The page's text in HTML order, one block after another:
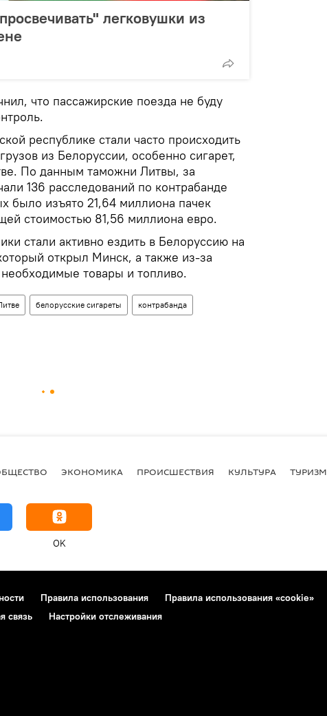
легковушки из
что пассажирские поезда не буду
республике стали часто происходить
из Белоруссии, особенно сигарет,
По данным таможни Литвы, за
136 расследований по контрабанде
было изъято 21,64 миллиона пачек
стоимостью 81,56 миллиона евро.
стали активно ездить в Белоруссию на
открыл Минск, а также из-за
товары и топливо.
белорусские сигареты контрабанда
ЭКОНОМИКА ПРОИСШЕСТВИЯ КУЛЬТУРА ТУРИЗМ
OK
Правила использования
Правила использования «cookie»
связь Настройки отслеживания